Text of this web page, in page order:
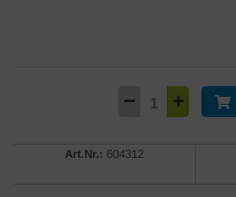
Art.Nr.: 604312